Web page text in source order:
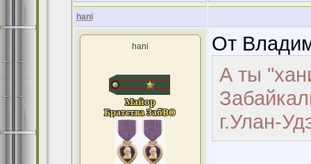
hani
hani
От
А ты
г.Улан-